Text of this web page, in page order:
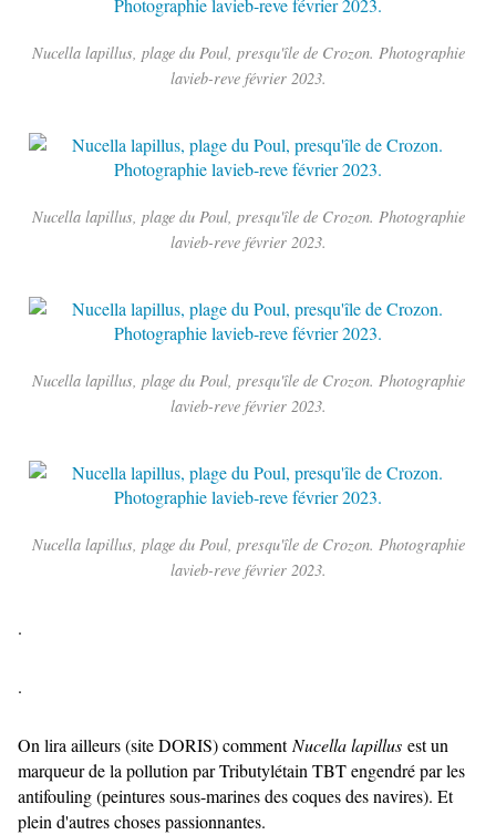
Nucella lapillus, plage du Poul, presqu'île de Crozon. Photographie
lavieb-reve février 2023.
Nucella lapillus, plage du Poul, presqu'île de Crozon. Photographie
lavieb-reve février 2023.
Nucella lapillus, plage du Poul, presqu'île de Crozon. Photographie
lavieb-reve février 2023.
Nucella lapillus, plage du Poul, presqu'île de Crozon. Photographie
lavieb-reve février 2023.
.
.
On lira ailleurs (site DORIS) comment Nucella lapillus est un
marqueur de la pollution par Tributylétain TBT engendré par les
antifouling (peintures sous-marines des coques des navires). Et
plein d'autres choses passionnantes.